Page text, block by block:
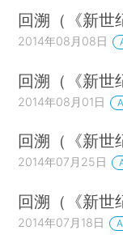
回溯（《新世
2014年08月08日
回溯（《新世
2014年08月01日
回溯（《新世
2014年07月25日
回溯（《新世
2014年07月18日